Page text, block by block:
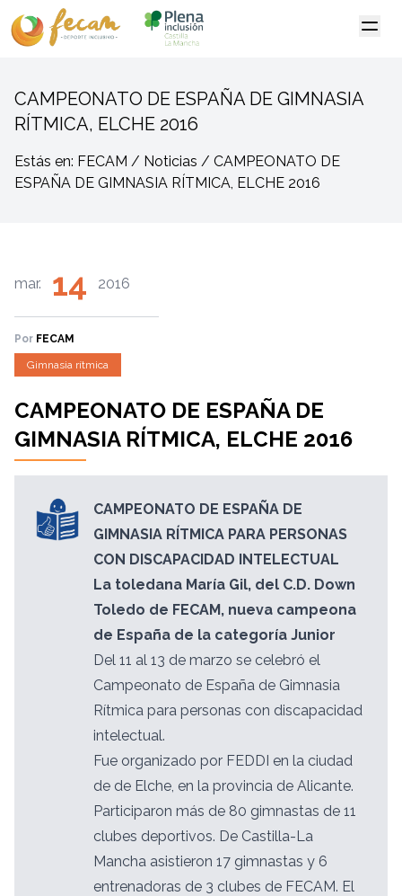
CAMPEONATO DE ESPAÑA DE GIMNASIA
RÍTMICA, ELCHE 2016
Estás en: FECAM / Noticias / CAMPEONATO DE
ESPAÑA DE GIMNASIA RÍTMICA, ELCHE 2016
mar. 14 2016
Por FECAM
Gimnasia rítmica
CAMPEONATO DE ESPAÑA DE
GIMNASIA RÍTMICA, ELCHE 2016
CAMPEONATO DE ESPAÑA DE
GIMNASIA RÍTMICA PARA PERSONAS
CON DISCAPACIDAD INTELECTUAL
La toledana María Gil, del C.D. Down
Toledo de FECAM, nueva campeona
de España de la categoría Junior
Del 11 al 13 de marzo se celebró el
Campeonato de España de Gimnasia
Rítmica para personas con discapacidad
intelectual.
Fue organizado por FEDDI en la ciudad
de de Elche, en la provincia de Alicante.
Participaron más de 80 gimnastas de 11
clubes deportivos. De Castilla-La
Mancha asistieron 17 gimnastas y 6
entrenadoras de 3 clubes de FECAM. El